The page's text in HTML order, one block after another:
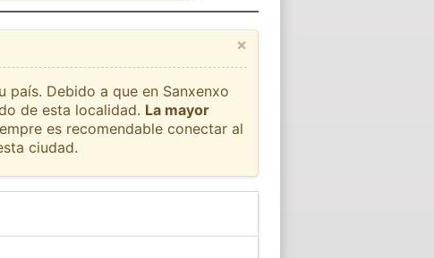
×
país. Debido a que en Sanxenxo
de esta localidad. La mayor
es recomendable conectar al
ciudad.